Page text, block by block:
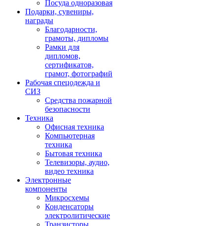
Посуда одноразовая
Подарки, сувениры,
награды
Благодарности,
грамоты, дипломы
Рамки для
дипломов,
сертификатов,
грамот, фотографий
Рабочая спецодежда и
СИЗ
Средства пожарной
безопасности
Техника
Офисная техника
Компьютерная
техника
Бытовая техника
Телевизоры, аудио,
видео техника
Электронные
компоненты
Микросхемы
Конденсаторы
электролитические
Транзисторы